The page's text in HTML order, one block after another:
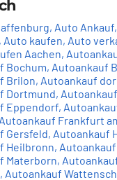
, Auto Ankauf,
, Auto kaufen, Auto
Aachen,
Bochum, Autoankauf
Brilon, Autoankauf
Dortmund,
Eppendorf,
Autoankauf Frankfurt
Gersfeld, Autoankauf
Heilbronn,
Materborn,
, Autoankauf